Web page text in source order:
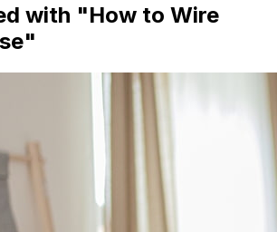
with "How to Wire
"